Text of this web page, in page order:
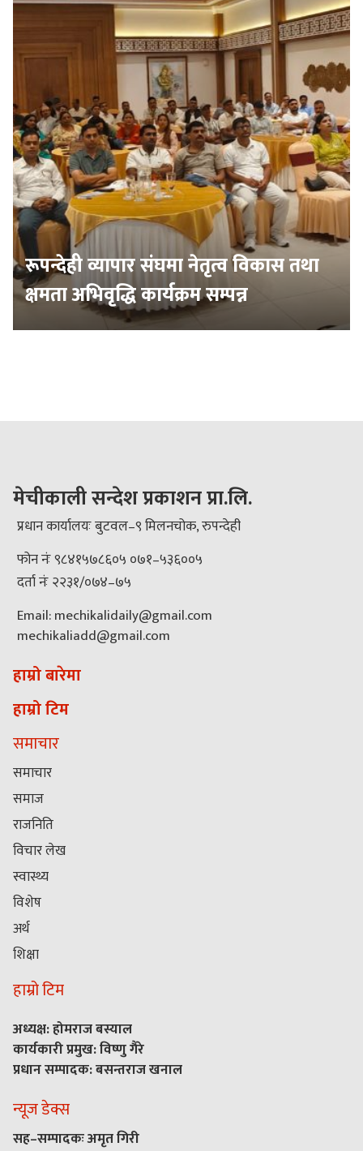
रूपन्देही व्यापार संघमा नेतृत्व विकास तथा
क्षमता अभिवृद्धि कार्यक्रम सम्पन्न
मेचीकाली सन्देश प्रकाशन प्रा.लि.
प्रधान कार्यालयः बुटवल–९ मिलनचोक, रुपन्देही
फोन नंः ९८४१५७८६०५ ०७१–५३६००५
दर्ता नंः २२३१/०७४–७५
Email: mechikalidaily@gmail.com
mechikaliadd@gmail.com
हाम्रो बारेमा
हाम्रो टिम
समाचार
समाचार
समाज
राजनिति
विचार लेख
स्वास्थ्य
विशेष
अर्थ
शिक्षा
हाम्रो टिम
अध्यक्ष: होमराज बस्याल
कार्यकारी प्रमुख: विष्णु गैरे
प्रधान सम्पादक: बसन्तराज खनाल
न्यूज डेक्स
सह–सम्पादकः अमृत गिरी